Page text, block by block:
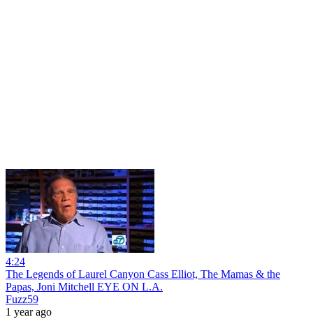
4:24
The Legends of Laurel Canyon Cass Elliot, The Mamas & the
Papas, Joni Mitchell EYE ON L.A.
Fuzz59
1 year ago